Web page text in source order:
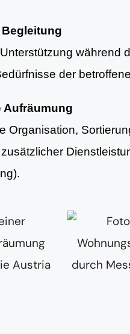
während
der
Aufräumung
Organisation,